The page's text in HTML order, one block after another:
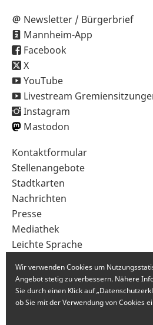
Newsletter / Bürgerbrief
Mannheim-App
Facebook
X
YouTube
Livestream
Instagram
Mastodon
Sekundärnavigation
im
Fußbereich
Kontaktformular
Stellenangebote
Stadtkarten
Nachrichten
Presse
Mediathek
Leichte Sprache
Wir verwenden Cookies um
Angebot stetig zu verbessern. Nähere
Sie durch einen Klick auf
ob Sie mit der Verwendung von Cookies